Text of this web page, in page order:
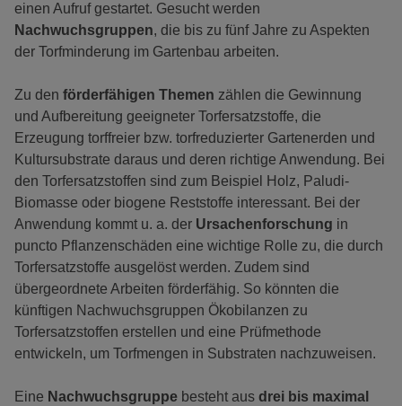
einen Aufruf gestartet. Gesucht werden
Nachwuchsgruppen, die bis zu fünf Jahre zu Aspekten
der Torfminderung im Gartenbau arbeiten.
Zu den förderfähigen Themen zählen die Gewinnung
und Aufbereitung geeigneter Torfersatzstoffe, die
Erzeugung torffreier bzw. torfreduzierter Gartenerden und
Kultursubstrate daraus und deren richtige Anwendung. Bei
den Torfersatzstoffen sind zum Beispiel Holz, Paludi-
Biomasse oder biogene Reststoffe interessant. Bei der
Anwendung kommt u. a. der Ursachenforschung in
puncto Pflanzenschäden eine wichtige Rolle zu, die durch
Torfersatzstoffe ausgelöst werden. Zudem sind
übergeordnete Arbeiten förderfähig. So könnten die
künftigen Nachwuchsgruppen Ökobilanzen zu
Torfersatzstoffen erstellen und eine Prüfmethode
entwickeln, um Torfmengen in Substraten nachzuweisen.
Eine Nachwuchsgruppe besteht aus drei bis maximal